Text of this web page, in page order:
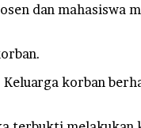
dan mahasiswa
korban